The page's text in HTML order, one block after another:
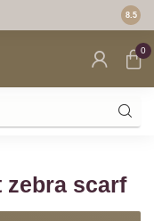
Voor
8.5
0
zebra scarf